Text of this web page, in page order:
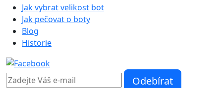
Jak vybrat velikost bot
Jak pečovat o boty
Blog
Historie